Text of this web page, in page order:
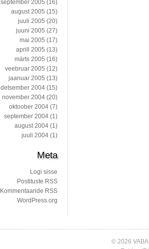
september 2005 (16)
august 2005 (15)
juuli 2005 (20)
juuni 2005 (27)
mai 2005 (17)
aprill 2005 (13)
märts 2005 (16)
veebruar 2005 (12)
jaanuar 2005 (13)
detsember 2004 (15)
november 2004 (20)
oktoober 2004 (7)
september 2004 (1)
august 2004 (1)
juuli 2004 (1)
Meta
Logi sisse
Postituste RSS
Kommentaaride RSS
WordPress.org
© 2026